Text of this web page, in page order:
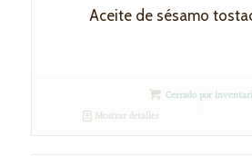
Aceite de sésamo
Cerrado por
Mostrar detalles